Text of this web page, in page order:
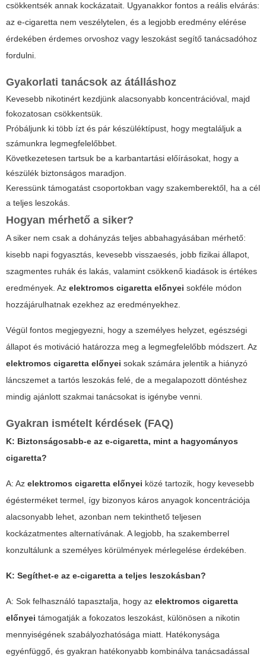
csökkentsék annak kockázatait. Ugyanakkor fontos a reális elvárás:
az e-cigaretta nem veszélytelen, és a legjobb eredmény elérése
érdekében érdemes orvoshoz vagy leszokást segítő tanácsadóhoz
fordulni.
Gyakorlati tanácsok az átálláshoz
Kevesebb nikotinért kezdjünk alacsonyabb koncentrációval, majd
fokozatosan csökkentsük.
Próbáljunk ki több ízt és pár készüléktípust, hogy megtaláljuk a
számunkra legmegfelelőbbet.
Következetesen tartsuk be a karbantartási előírásokat, hogy a
készülék biztonságos maradjon.
Keressünk támogatást csoportokban vagy szakemberektől, ha a cél
a teljes leszokás.
Hogyan mérhető a siker?
A siker nem csak a dohányzás teljes abbahagyásában mérhető:
kisebb napi fogyasztás, kevesebb visszaesés, jobb fizikai állapot,
szagmentes ruhák és lakás, valamint csökkenő kiadások is értékes
eredmények. Az elektromos cigaretta előnyei sokféle módon
hozzájárulhatnak ezekhez az eredményekhez.
Végül fontos megjegyezni, hogy a személyes helyzet, egészségi
állapot és motiváció határozza meg a legmegfelelőbb módszert. Az
elektromos cigaretta előnyei sokak számára jelentik a hiányzó
láncszemet a tartós leszokás felé, de a megalapozott döntéshez
mindig ajánlott szakmai tanácsokat is igénybe venni.
Gyakran ismételt kérdések (FAQ)
K: Biztonságosabb-e az e-cigaretta, mint a hagyományos
cigaretta?
A: Az elektromos cigaretta előnyei közé tartozik, hogy kevesebb
égésterméket termel, így bizonyos káros anyagok koncentrációja
alacsonyabb lehet, azonban nem tekinthető teljesen
kockázatmentes alternatívának. A legjobb, ha szakemberrel
konzultálunk a személyes körülmények mérlegelése érdekében.
K: Segíthet-e az e-cigaretta a teljes leszokásban?
A: Sok felhasználó tapasztalja, hogy az elektromos cigaretta
előnyei támogatják a fokozatos leszokást, különösen a nikotin
mennyiségének szabályozhatósága miatt. Hatékonysága
egyénfüggő, és gyakran hatékonyabb kombinálva tanácsadással